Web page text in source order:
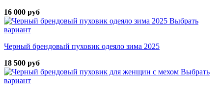
16 000 руб
Выбрать
вариант
Черный брендовый пуховик одеяло зима 2025
18 500 руб
Выбрать
вариант